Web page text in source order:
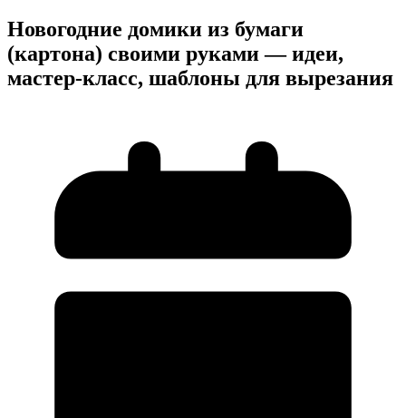
Новогодние домики из бумаги
(картона) своими руками — идеи,
мастер-класс, шаблоны для вырезания